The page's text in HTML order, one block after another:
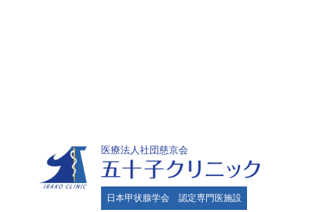
医療法人社団慈京会
日本甲状腺学会 認定専門医施設